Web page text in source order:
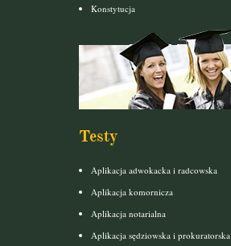
Konstytucja
Testy
Aplikacja adwokacka i radcowska
Aplikacja komornicza
Aplikacja notarialna
Aplikacja sędziowska i prokuratorska